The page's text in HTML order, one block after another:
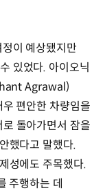
이 예상됐지만
있었다. 아이오닉
Agrawal)
편안한 차량임을
돌아가면서 잠을
했다고 말했다.
성에도 주목했다.
주행하는 데